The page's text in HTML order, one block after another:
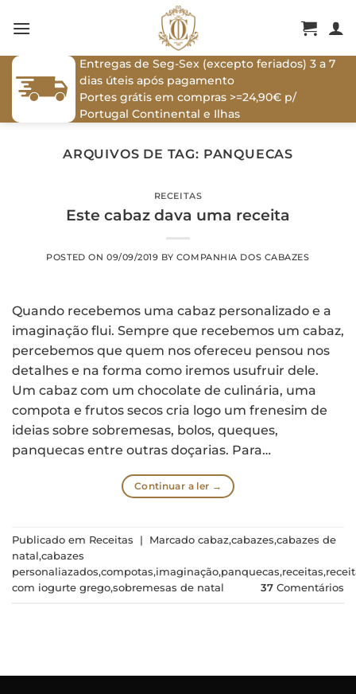
Entregas de Seg-Sex (excepto feriados) 3 a 7
dias úteis após pagamento
Portes grátis em compras >=24,90€ p/
Portugal Continental e Ilhas
ARQUIVOS DE TAG: PANQUECAS
RECEITAS
Este cabaz dava uma receita
POSTED ON 09/09/2019 BY COMPANHIA DOS CABAZES
Quando recebemos uma cabaz personalizado e a
imaginação flui. Sempre que recebemos um cabaz,
percebemos que quem nos ofereceu pensou nos
detalhes e na forma como iremos usufruir dele.
Um cabaz com um chocolate de culinária, uma
compota e frutos secos cria logo um frenesim de
ideias sobre sobremesas, bolos, queques,
panquecas entre outras doçarias. Para…
Continuar a ler →
Publicado em Receitas | Marcado cabaz,cabazes,cabazes de
natal,cabazes
personaliazados,compotas,imaginação,panquecas,receitas,
com iogurte grego,sobremesas de natal 37 Comentários